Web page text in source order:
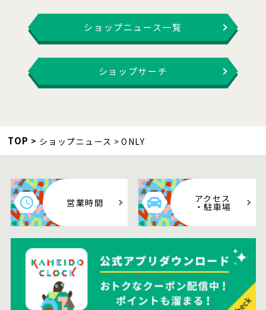
ショップニュース一覧
ショップサーチ
TOP ショップニュース ONLY
営業時間 アクセス
・駐車場